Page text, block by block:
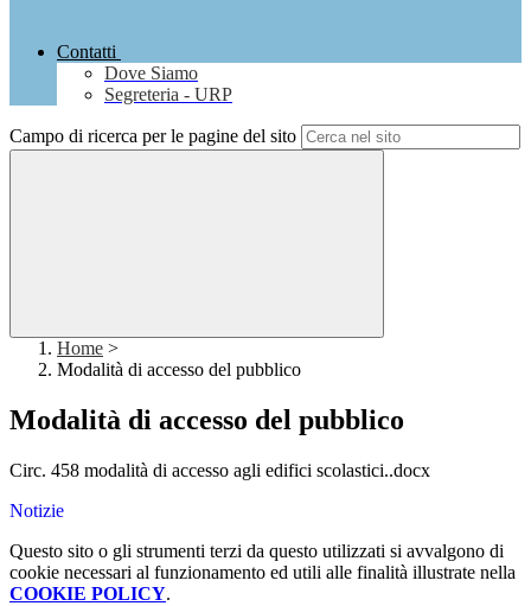
Contatti
Dove Siamo
Segreteria - URP
Campo di ricerca per le pagine del sito
Home >
Modalità di accesso del pubblico
Modalità di accesso del pubblico
Circ. 458 modalità di accesso agli edifici scolastici..docx
Notizie
Questo sito o gli strumenti terzi da questo utilizzati si avvalgono di
cookie necessari al funzionamento ed utili alle finalità illustrate nella
COOKIE POLICY.